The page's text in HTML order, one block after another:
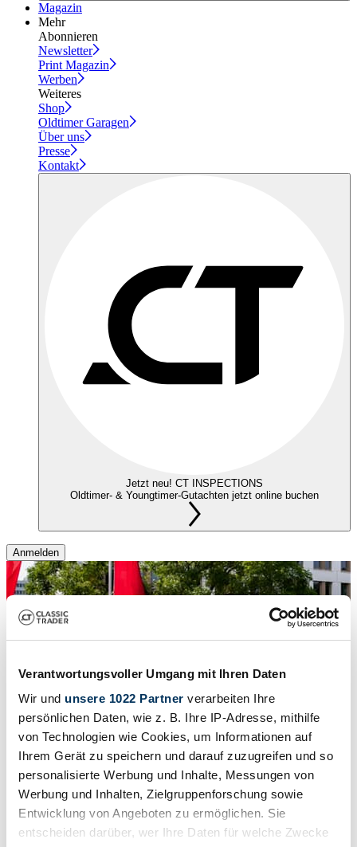
Verantwortungsvoller Umgang mit Ihren Daten
Wir und unsere 1022 Partner verarbeiten Ihre
persönlichen Daten, wie z. B. Ihre IP-Adresse, mithilfe
von Technologien wie Cookies, um Informationen auf
Ihrem Gerät zu speichern und darauf zuzugreifen und so
personalisierte Werbung und Inhalte, Messungen von
Werbung und Inhalten, Zielgruppenforschung sowie
Entwicklung von Angeboten zu ermöglichen. Sie
entscheiden darüber, wer Ihre Daten für welche Zwecke
Magazin
Mehr
Abonnieren
Newsletter
Print Magazin
Werben
Weiteres
Shop
Oldtimer Garagen
Über uns
Presse
Kontakt
Jetzt neu! CT INSPECTIONS
Oldtimer- & Youngtimer-Gutachten jetzt online buchen
Anmelden